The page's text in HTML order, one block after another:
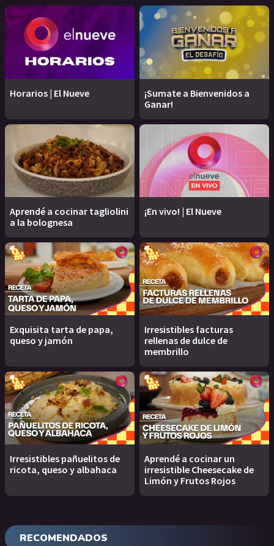
Horarios | El Nueve
¡Sumate a Bienvenidos a
Ganar!
Aprendé a cocinar tagliolini
a la bolognesa
¡En vivo! | El Nueve
Exquisita tarta de papa,
queso y jamón
Irresistibles facturas
rellenas de dulce de
membrillo
Irresistibles pañuelitos de
ricota, queso y albahaca
Aprendé a cocinar un
irresistible Cheesecake de
Limón y Frutos Rojos
RECOMENDADOS